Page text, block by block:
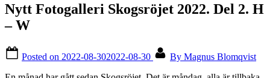
Nytt Fotogalleri Skogsröjet 2022. Del 2. H
– W
Posted on 2022-08-302022-08-30 By Magnus Blomqvist